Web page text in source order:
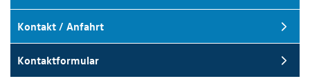
Kontakt / Anfahrt
Kontaktformular